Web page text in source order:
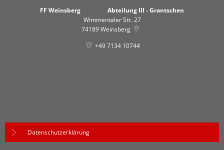
FF Weinsberg Abteilung III - Grantschen
Wimmentaler Str. 27
74189Weinsberg
+49 7134 10744
Datenschutzerklärung